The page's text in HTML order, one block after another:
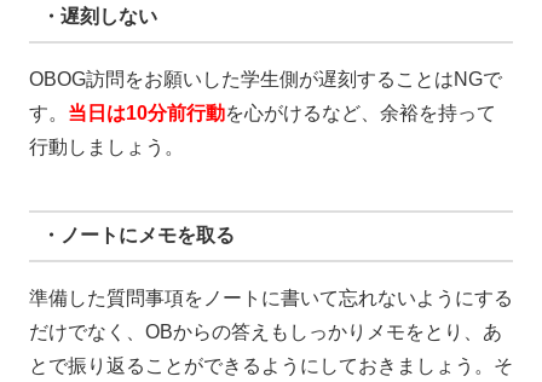
・遅刻しない
OBOG訪問をお願いした学生側が遅刻することはNGで
す。 当日は10分前行動を心がけるなど、余裕を持って
行動しましょう。
・ノートにメモを取る
準備した質問事項をノートに書いて忘れないようにする
だけでなく、OBからの答えもしっかりメモをとり、あ
とで振り返ることができるようにしておきましょう。そ